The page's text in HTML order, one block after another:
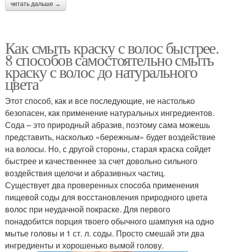
читать дальше →
Как смыть краску с волос быстрее.
8 способов самостоятельно смыть
краску с волос до натурального
цвета
Этот способ, как и все последующие, не настолько
безопасен, как применение натуральных ингредиентов.
Сода – это природный абразив, поэтому сама можешь
представить, насколько «бережным» будет воздействие
на волосы. Но, с другой стороны, старая краска сойдет
быстрее и качественнее за счет довольно сильного
воздействия щелочи и абразивных частиц.
Существует два проверенных способа применения
пищевой соды для восстановления природного цвета
волос при неудачной покраске. Для первого
понадобится порция твоего обычного шампуня на одно
мытье головы и 1 ст. л. соды. Просто смешай эти два
ингредиенты и хорошенько вымой голову.